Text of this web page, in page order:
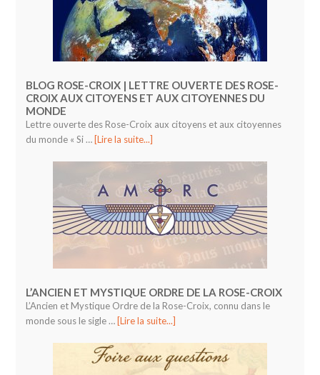
BLOG ROSE-CROIX | LETTRE OUVERTE DES ROSE-
CROIX AUX CITOYENS ET AUX CITOYENNES DU
MONDE
Lettre ouverte des Rose-Croix aux citoyens et aux citoyennes
du monde « Si … [Lire la suite...]
L’ANCIEN ET MYSTIQUE ORDRE DE LA ROSE-CROIX
L’Ancien et Mystique Ordre de la Rose-Croix, connu dans le
monde sous le sigle … [Lire la suite...]